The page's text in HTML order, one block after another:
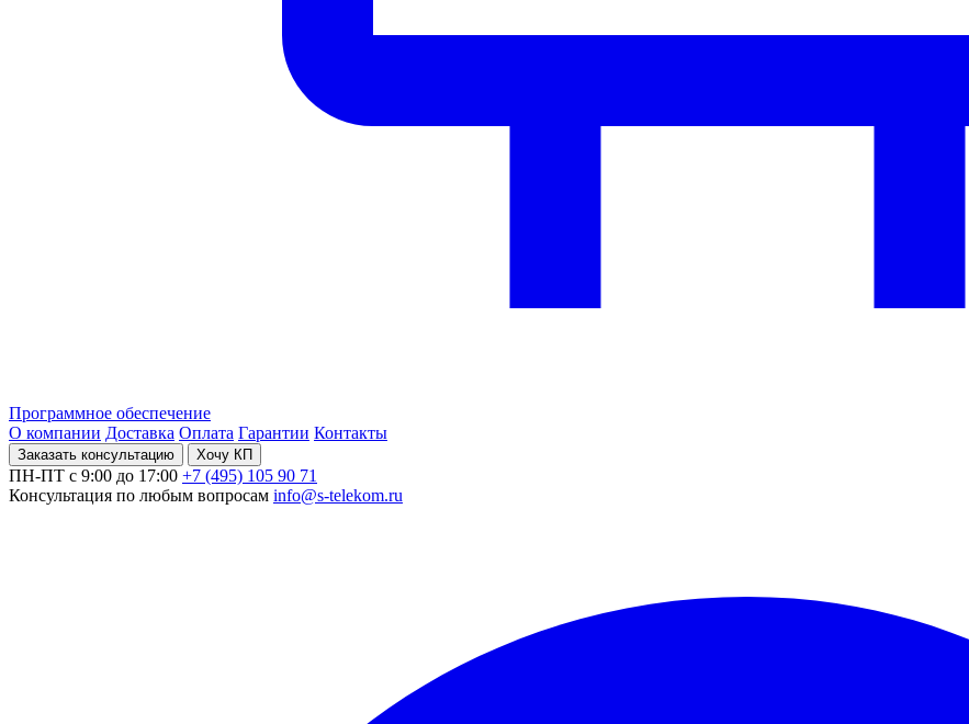
Программное обеспечение
О компании Доставка Оплата Гарантии Контакты
Заказать консультацию Хочу КП
ПН-ПТ с 9:00 до 17:00 +7 (495) 105 90 71
Консультация по любым вопросам info@s-telekom.ru